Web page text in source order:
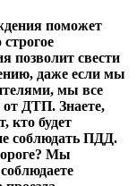
поможет
позволит свести
даже если мы
мы все
от ДТП. Знаете,
кто будет
соблюдать ПДД.
Мы